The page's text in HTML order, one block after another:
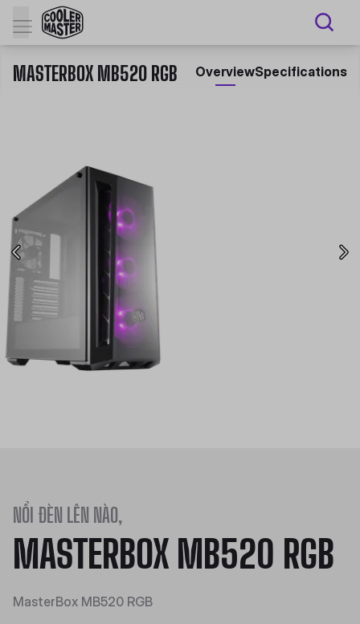
MASTERBOX MB520 RGB OverviewSpecifications
NỔI ĐÈN LÊN NÀO,
MASTERBOX MB520 RGB
MasterBox MB520 RGB